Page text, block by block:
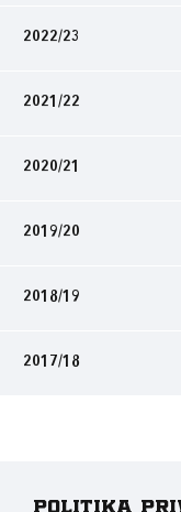
2022/23
2021/22
2020/21
2019/20
2018/19
2017/18
Politika